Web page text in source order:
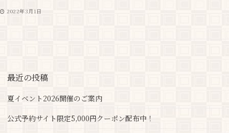
2022年3月1日
最近の投稿
夏イベント2026開催のご案内
公式予約サイト限定5,000円クーポン配布中！